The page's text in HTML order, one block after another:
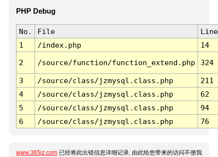
PHP Debug
No. File
Line
1
/index.php 14
2 /source/function/function_extend.php 324
3 /source/class/jzmysql.class.php
211
4
/source/class/jzmysql.class.php
62
5
/source/class/jzmysql.class.php
94
6
/source/class/jzmysql.class.php 76
www.365jz.com 已经将此出错信息详细记录, 由此给您带来的访问不便我